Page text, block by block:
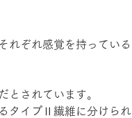
れぞれ感覚を持っている
されています。
タイプⅡ繊維に分けられ